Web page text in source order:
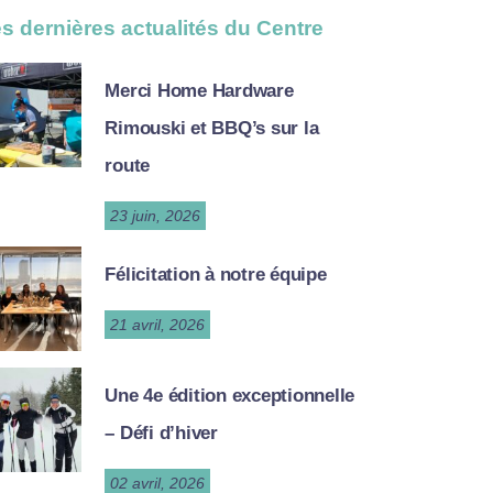
dernières actualités du Centre
Merci Home Hardware
Rimouski et BBQ’s sur la
route
23 juin, 2026
Félicitation à notre équipe
21 avril, 2026
Une 4e édition exceptionnelle
– Défi d’hiver
02 avril, 2026